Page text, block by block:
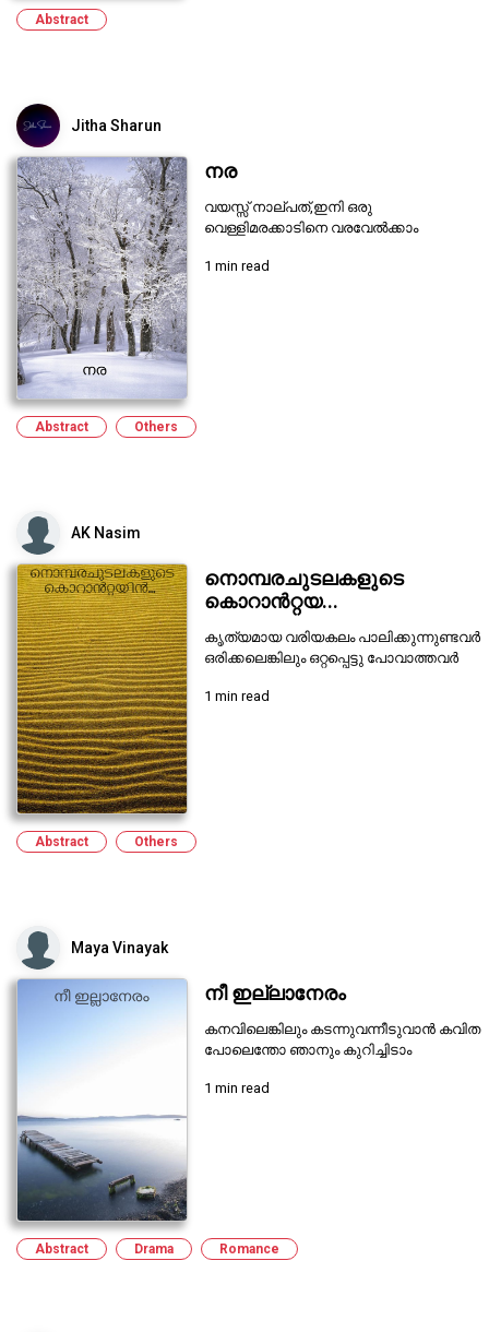
Abstract
Jitha Sharun
നര
വയസ്സ് നാല്പത്,ഇനി ഒരു
വെള്ളിമരക്കാടിനെ വരവേൽക്കാം
1 min read
Abstract Others
AK Nasim
നൊമ്പരചുടലകളുടെ
കൊറാൻറ്റയ...
കൃത്യമായ വരിയകലം പാലിക്കുന്നുണ്ടവർ
ഒരിക്കലെങ്കിലും ഒറ്റപ്പെട്ടു പോവാത്തവര്‍
1 min read
Abstract Others
Maya Vinayak
നീ ഇല്ലാനേരം
കനവിലെങ്കിലും കടന്നുവന്നീടുവാൻ കവിത
പോലെന്തോ ഞാനും കുറിച്ചിടാം
1 min read
Abstract Drama Romance